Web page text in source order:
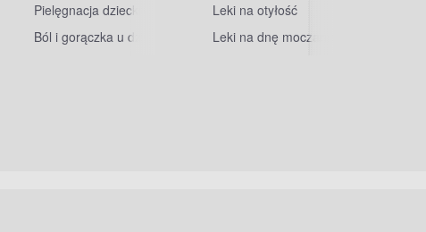
Pielęgnacja dziecka
Ból i gorączka u dzieci
Leki na otyłość
Leki na dnę moczanową